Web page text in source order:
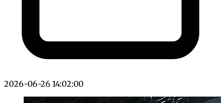
2026-06-26 14:02:00